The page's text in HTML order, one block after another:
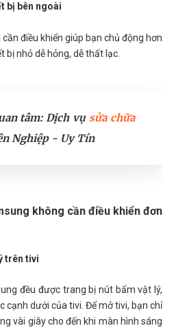
bị bên ngoài
điều khiển giúp bạn chủ động hơn
nhỏ dễ hỏng, dễ thất lạc.
tâm: Dịch vụ sửa chữa
Nghiệp - Uy Tín
không cần điều khiển đơn
trên tivi
đều được trang bị nút bấm vật lý,
cạnh dưới của tivi. Để mở tivi, bạn chỉ
vài giây cho đến khi màn hình sáng